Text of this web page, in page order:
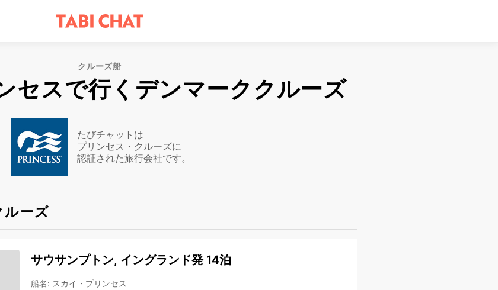
クルーズ船
セスで行くデンマーククルーズ
たびチャットは
プリンセス・クルーズに
認証された旅行会社です。
ルーズ
サウサンプトン, イングランド発 14泊
船名: スカイ・プリンセス